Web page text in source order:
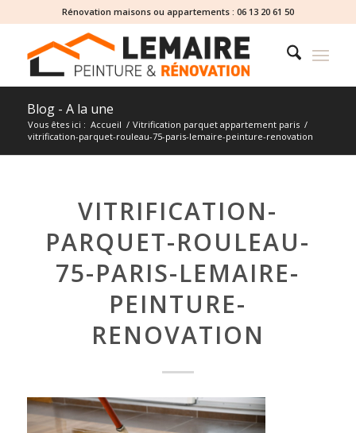
Rénovation maisons ou appartements : 06 13 20 61 50
Blog - A la une
Vous êtes ici : Accueil / Vitrification parquet appartement paris /
vitrification-parquet-rouleau-75-paris-lemaire-peinture-renovation
VITRIFICATION-
PARQUET-ROULEAU-
75-PARIS-LEMAIRE-
PEINTURE-
RENOVATION